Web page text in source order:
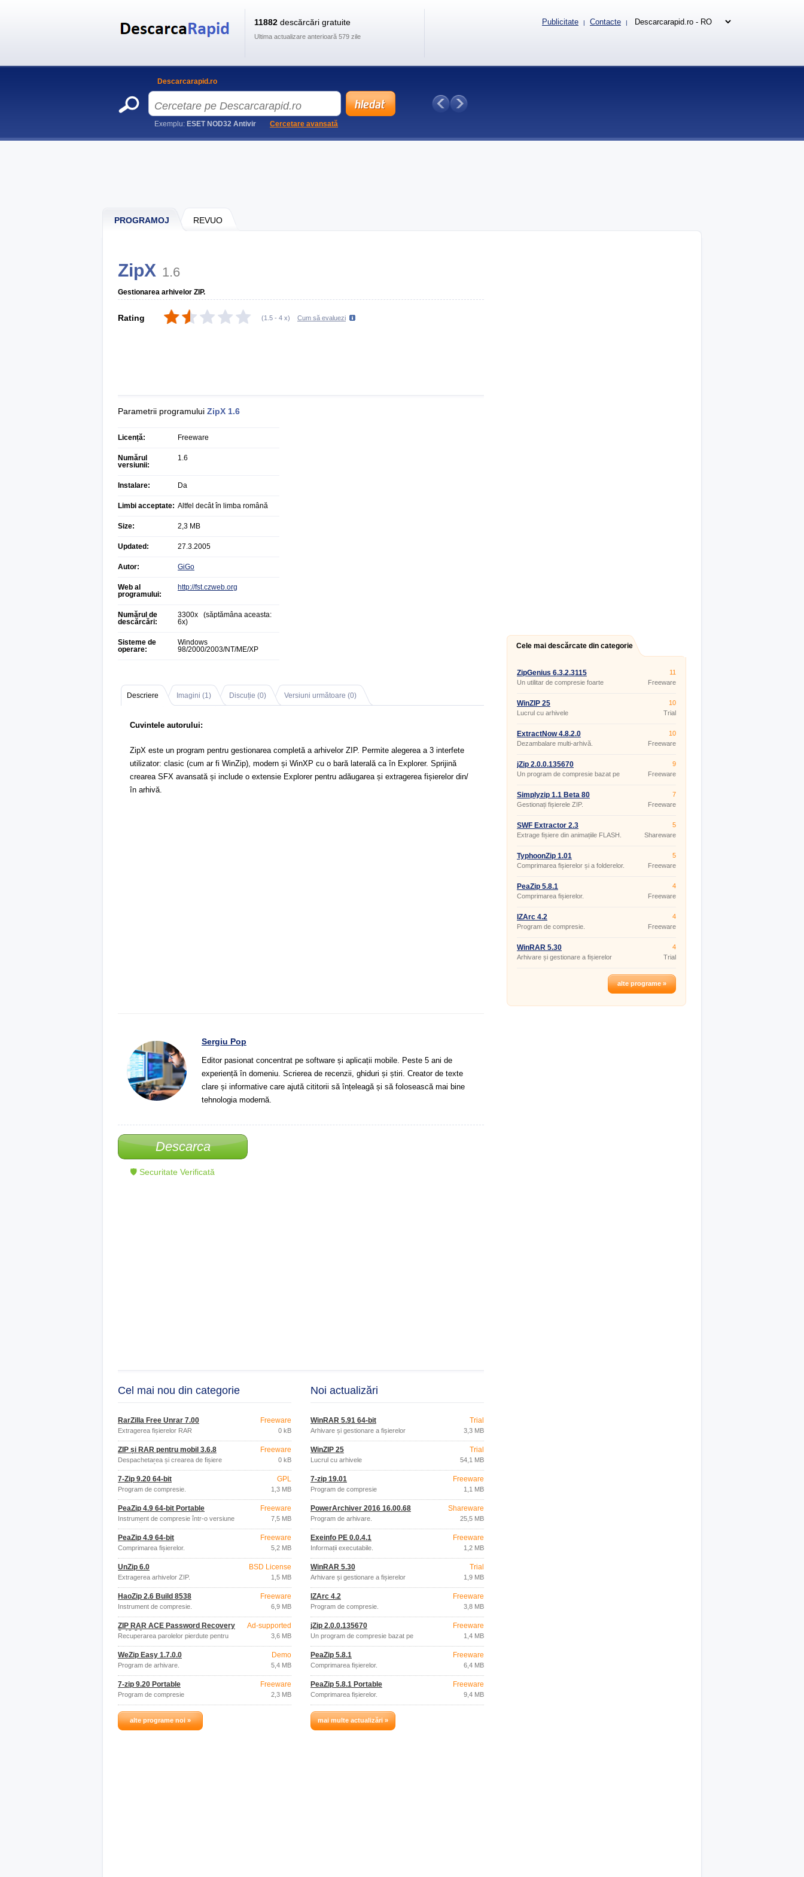
PROGRAMOJ REVUO
ZipX 1.6
Gestionarea arhivelor ZIP.
Rating (1.5 - 4 x) Cum să evaluezi
Parametrii programului ZipX 1.6
Licență: Freeware
Numărul
versiunii:
1.6
Instalare: Da
Limbi acceptate: Altfel decât în limba română
Size: 2,3 MB
Updated: 27.3.2005
Autor: GiGo
Web al
programului:
http://fst.czweb.org
Numărul de
descărcări:
3300x (săptămâna aceasta:
6x)
Sisteme de
operare:
Windows
98/2000/2003/NT/ME/XP
Descriere Imagini (1) Discuție (0) Versiuni următoare (0)
Cuvintele autorului:
ZipX este un program pentru gestionarea completă a arhivelor ZIP. Permite alegerea a 3 interfete
utilizator: clasic (cum ar fi WinZip), modern și WinXP cu o bară laterală ca în Explorer. Sprijină
crearea SFX avansată și include o extensie Explorer pentru adăugarea și extragerea fișierelor din/
în arhivă.
Sergiu Pop
Editor pasionat concentrat pe software și aplicații mobile. Peste 5 ani de
experiență în domeniu. Scrierea de recenzii, ghiduri și știri. Creator de texte
clare și informative care ajută cititorii să înțeleagă și să folosească mai bine
tehnologia modernă.
Descarca
🛡 Securitate Verificată
Cel mai nou din categorie
RarZilla Free Unrar 7.00
Extragerea fișierelor RAR
Freeware
0 kB
ZIP și RAR pentru mobil 3.6.8
Despachetarea și crearea de fișiere
comprimate în mobil
Freeware
0 kB
7-Zip 9.20 64-bit
Program de compresie.
GPL
1,3 MB
PeaZip 4.9 64-bit Portable
Instrument de compresie într-o versiune
portabilă
Freeware
7,5 MB
PeaZip 4.9 64-bit
Comprimarea fișierelor.
Freeware
5,2 MB
UnZip 6.0
Extragerea arhivelor ZIP.
BSD License
1,5 MB
HaoZip 2.6 Build 8538
Instrument de compresie.
Freeware
6,9 MB
ZIP RAR ACE Password Recovery
2.43.34
Recuperarea parolelor pierdute pentru
Ad-supported
3,6 MB
WeZip Easy 1.7.0.0
Program de arhivare.
Demo
5,4 MB
7-zip 9.20 Portable
Program de compresie
Freeware
2,3 MB
alte programe noi »
Noi actualizări
WinRAR 5.91 64-bit
Arhivare și gestionare a fișierelor
Trial
3,3 MB
WinZIP 25
Lucrul cu arhivele
Trial
54,1 MB
7-zip 19.01
Program de compresie
Freeware
1,1 MB
PowerArchiver 2016 16.00.68
Program de arhivare.
Shareware
25,5 MB
Exeinfo PE 0.0.4.1
Informații executabile.
Freeware
1,2 MB
WinRAR 5.30
Arhivare și gestionare a fișierelor
Trial
1,9 MB
IZArc 4.2
Program de compresie.
Freeware
3,8 MB
jZip 2.0.0.135670
Un program de compresie bazat pe
Freeware
1,4 MB
PeaZip 5.8.1
Comprimarea fișierelor.
Freeware
6,4 MB
PeaZip 5.8.1 Portable
Comprimarea fișierelor.
Freeware
9,4 MB
mai multe actualizări »
Cele mai descărcate din categorie
ZipGenius 6.3.2.3115
Un utilitar de compresie foarte
11
Freeware
WinZIP 25
Lucrul cu arhivele
10
Trial
ExtractNow 4.8.2.0
Dezambalare multi-arhivă.
10
Freeware
jZip 2.0.0.135670
Un program de compresie bazat pe
9
Freeware
Simplyzip 1.1 Beta 80
Gestionați fișierele ZIP.
7
Freeware
SWF Extractor 2.3
Extrage fișiere din animațiile FLASH.
5
Shareware
TyphoonZip 1.01
Comprimarea fișierelor și a folderelor.
5
Freeware
PeaZip 5.8.1
Comprimarea fișierelor.
4
Freeware
IZArc 4.2
Program de compresie.
4
Freeware
WinRAR 5.30
Arhivare și gestionare a fișierelor
4
Trial
alte programe »
11882 descărcări gratuite
Ultima actualizare anterioară 579 zile
Publicitate | Contacte |
Descarcarapid.ro
Exemplu: ESET NOD32 Antivir Cercetare avansată